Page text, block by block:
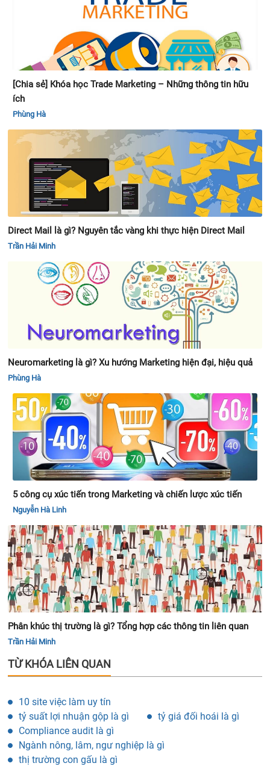
[Chia sẻ] Khóa học Trade Marketing – Những thông tin hữu
ích
Phùng Hà
Direct Mail là gì? Nguyên tắc vàng khi thực hiện Direct Mail
Trần Hải Minh
Neuromarketing là gì? Xu hướng Marketing hiện đại, hiệu quả
Phùng Hà
5 công cụ xúc tiến trong Marketing và chiến lược xúc tiến
Nguyễn Hà Linh
Phân khúc thị trường là gì? Tổng hợp các thông tin liên quan
Trần Hải Minh
TỪ KHÓA LIÊN QUAN
10 site việc làm uy tín
tỷ suất lợi nhuận gộp là gì
tỷ giá đối hoái là gì
Compliance audit là gì
Ngành nông, lâm, ngư nghiệp là gì
thị trường con gấu là gì